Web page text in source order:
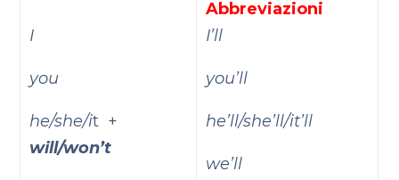
I
you
he/she/it +
will/won’t
Abbreviazioni
I’ll
you’ll
he’ll/she’ll/it’ll
we’ll